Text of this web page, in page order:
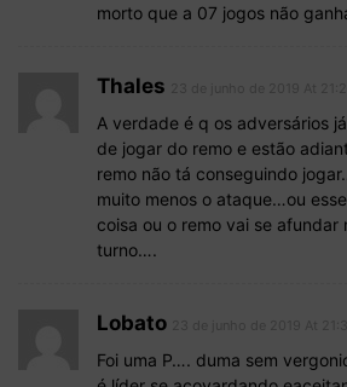
morto que a 07 jogos não
Thales
A verdade é q os adversários
de jogar do remo e estão
remo não tá conseguindo
muito menos o ataque…ou
coisa ou o remo vai se afundar
turno….
Lobato
Foi uma P…. duma sem